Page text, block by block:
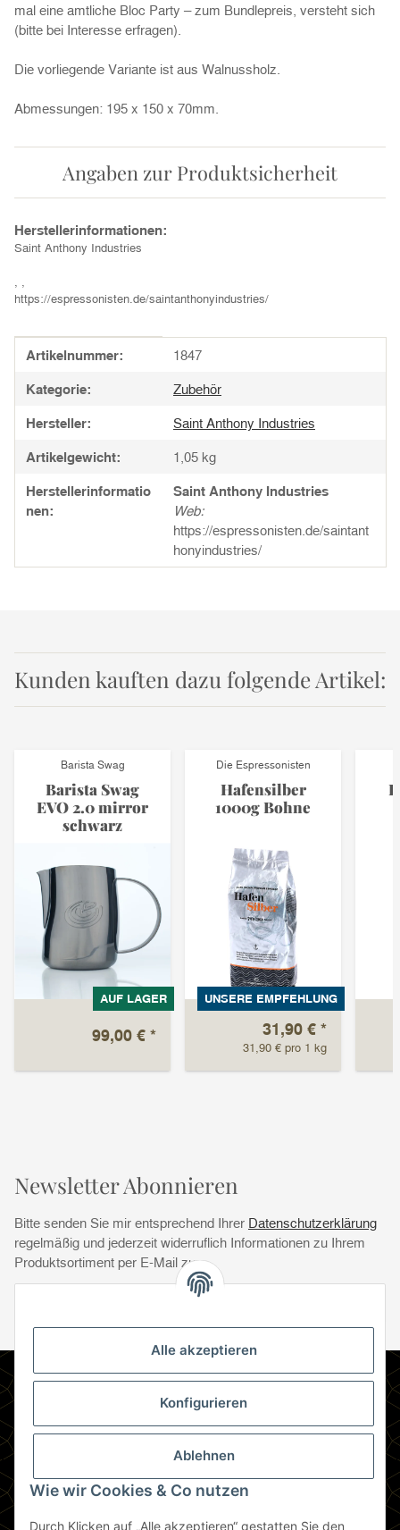
Alle akzeptieren
Konfigurieren
Ablehnen
Wie wir Cookies & Co nutzen
Durch Klicken auf „Alle akzeptieren“ gestatten Sie den
mal eine amtliche Bloc Party – zum Bundlepreis, versteht sich
(bitte bei Interesse erfragen).
Die vorliegende Variante ist aus Walnussholz.
Abmessungen: 195 x 150 x 70mm.
Angaben zur Produktsicherheit
Herstellerinformationen:
Saint Anthony Industries
, ,
https://espressonisten.de/saintanthonyindustries/
Produkteigenschaft
Wert
Artikelnummer: 1847
Kategorie: Zubehör
Hersteller: Saint Anthony Industries
Artikelgewicht: 1,05 kg
Herstellerinformatio
nen:
Saint Anthony Industries
Web:
https://espressonisten.de/saintant
honyindustries/
Kunden kauften dazu folgende Artikel:
Barista Swag
Barista Swag
EVO 2.0 mirror
schwarz
AUF LAGER
99,00 € *
Die Espressonisten
Hafensilber
1000g Bohne
UNSERE EMPFEHLUNG
31,90 € *
31,90 € pro 1 kg
Newsletter Abonnieren
Bitte senden Sie mir entsprechend Ihrer Datenschutzerklärung
regelmäßig und jederzeit widerruflich Informationen zu Ihrem
Produktsortiment per E-Mail zu.
Newsletter Abonnieren
Gesetzliche Informationen
Zahlungsmethoden